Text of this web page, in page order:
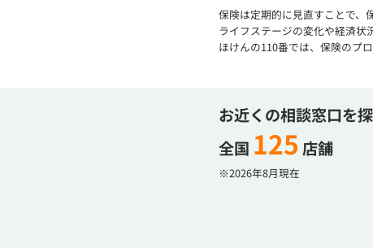
保険は定期的に見直すことで、
ライフステージの変化や経済状
ほけんの110番では、保険のプ
お近くの相談窓口を
全国 125 店舗
※2026年8月現在